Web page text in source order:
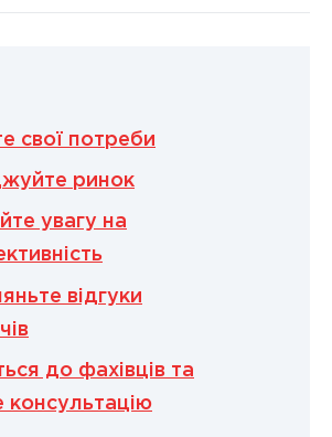
свої потреби
ринок
увагу на
відгуки
до фахівців та
консультацію